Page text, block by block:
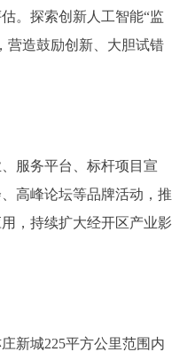
。探索创新人工智能“监
营造鼓励创新、大胆试错
服务平台、标杆项目宣
高峰论坛等品牌活动，推
，持续扩大经开区产业影
新城225平方公里范围内